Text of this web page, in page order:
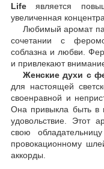
Life
является
увеличенная
Любимый аромат
сочетании с
соблазна и любви.
и привлекают
Женские духи с
для настоящей
своенравной и
Она привыкла быть в
удовольствие. Этот
свою
провокационному
аккорды.